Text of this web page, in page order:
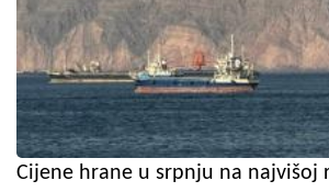
Cijene hrane u srpnju na najvišoj